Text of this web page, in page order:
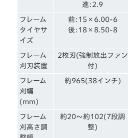
進:2.9
フレーム
タイヤサ
イズ
前:15×6.00-6
後:18×8.50-8
フレーム
刈刃装置
2枚刃(強制放出ファン
付)
フレーム
刈幅
(mm)
約965(38インチ)
フレーム
刈高さ調
約20～約102(7段調
整)